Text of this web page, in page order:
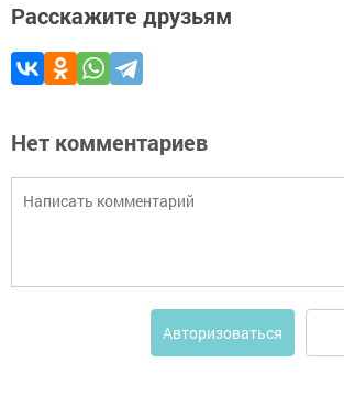
Расскажите друзьям
Нет комментариев
Авторизоваться